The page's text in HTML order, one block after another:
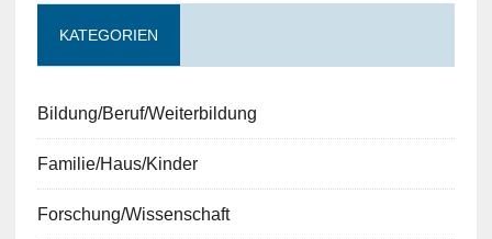
KATEGORIEN
Bildung/Beruf/Weiterbildung
Familie/Haus/Kinder
Forschung/Wissenschaft